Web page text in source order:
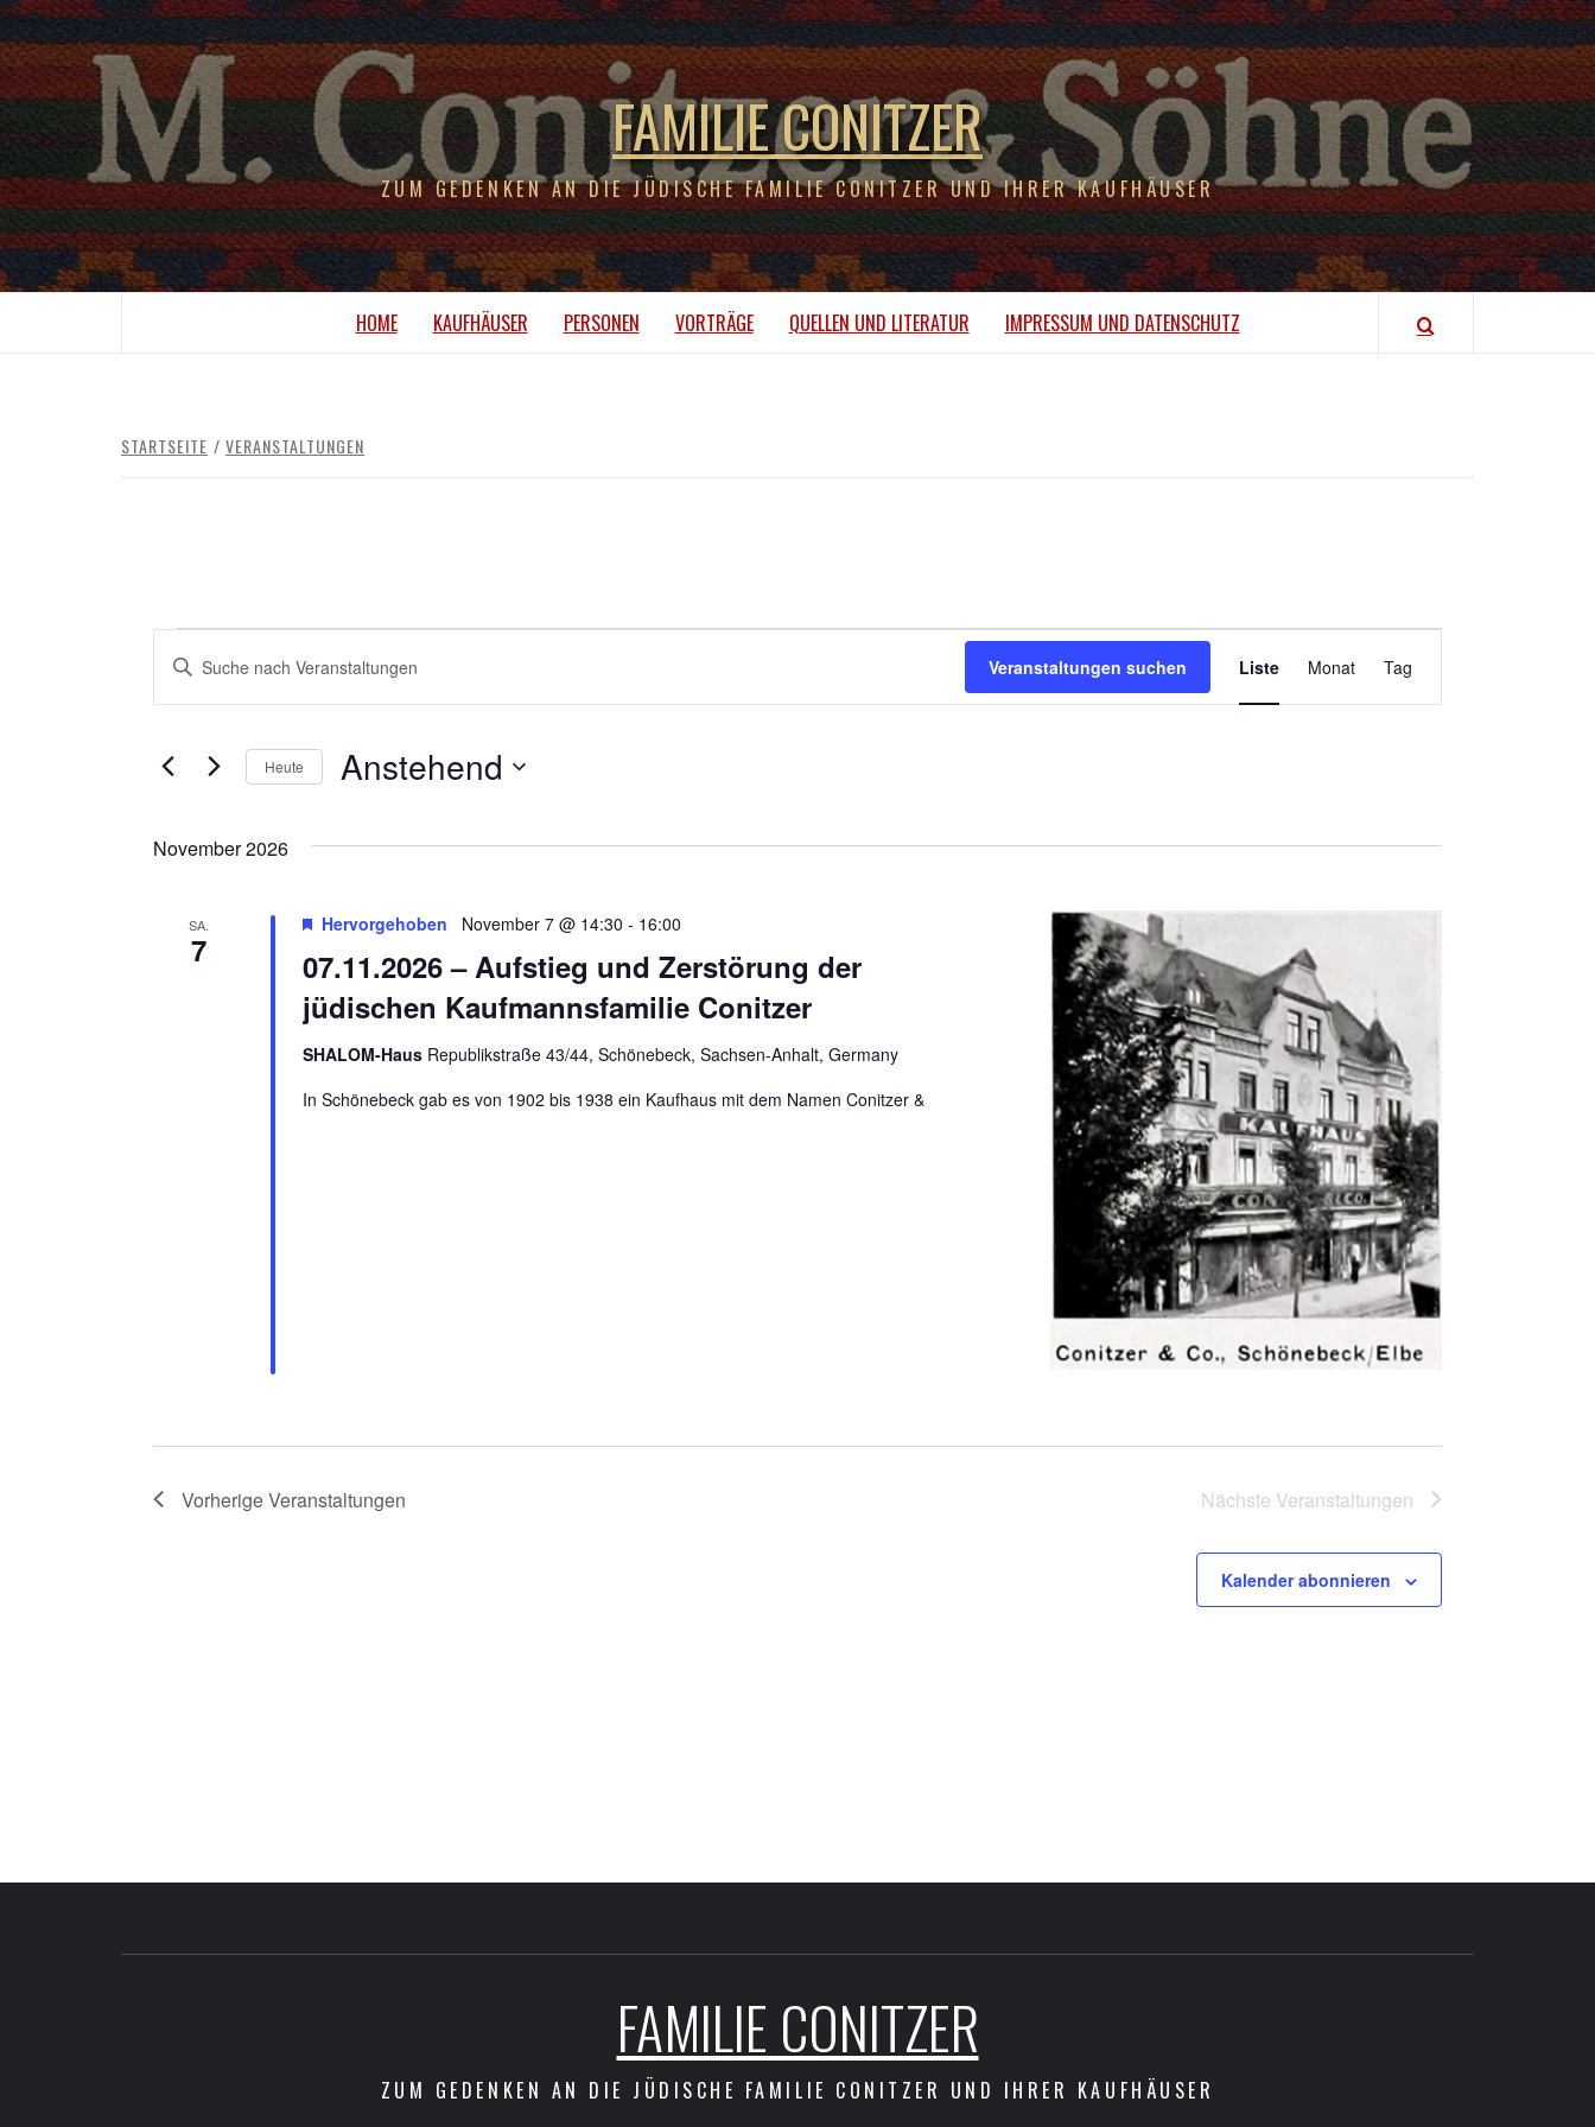
FAMILIE CONITZER
ZUM GEDENKEN AN DIE JÜDISCHE FAMILIE CONITZER UND IHRER KAUFHÄUSER
HOME KAUFHÄUSER PERSONEN VORTRÄGE QUELLEN UND LITERATUR IMPRESSUM UND DATENSCHUTZ
STARTSEITE VERANSTALTUNGEN
Veranstaltungen
Suche
Ansichten,
Bitte
nach
Veranstaltungen suchen
Veranstaltung
Ansichten-
Navigation
Liste Monat Tag
Heute Anstehend
November 2026
SA.
7
07.11.2026 – Aufstieg und Zerstörung der
jüdischen Kaufmannsfamilie Conitzer
Hervorgehoben November 7 @ 14:30 - 16:00
SHALOM-Haus Republikstraße 43/44, Schönebeck, Sachsen-Anhalt, Germany
In Schönebeck gab es von 1902 bis 1938 ein Kaufhaus mit dem Namen Conitzer &
VorherigeVeranstaltungen Nächste Veranstaltungen
Kalender abonnieren
FAMILIE CONITZER
ZUM GEDENKEN AN DIE JÜDISCHE FAMILIE CONITZER UND IHRER KAUFHÄUSER